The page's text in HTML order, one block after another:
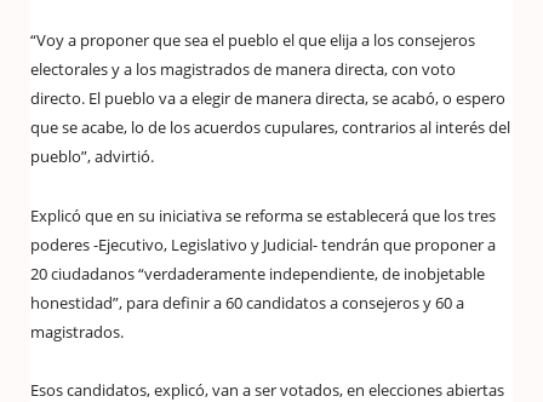
“Voy a proponer que sea el pueblo el que elija a los consejeros
electorales y a los magistrados de manera directa, con voto
directo. El pueblo va a elegir de manera directa, se acabó, o espero
que se acabe, lo de los acuerdos cupulares, contrarios al interés del
pueblo”, advirtió.
Explicó que en su iniciativa se reforma se establecerá que los tres
poderes -Ejecutivo, Legislativo y Judicial- tendrán que proponer a
20 ciudadanos “verdaderamente independiente, de inobjetable
honestidad”, para definir a 60 candidatos a consejeros y 60 a
magistrados.
Esos candidatos, explicó, van a ser votados, en elecciones abiertas